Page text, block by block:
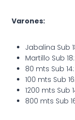
Varones:
Jabalina Sub
Martillo Sub
80 mts Sub
100 mts Sub
1200 mts Sub
800 mts Sub